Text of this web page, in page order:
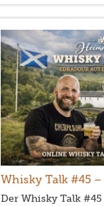
Whisky Talk #45
Der Whisky Talk